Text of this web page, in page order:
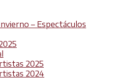
– Espectáculos
2025
2024